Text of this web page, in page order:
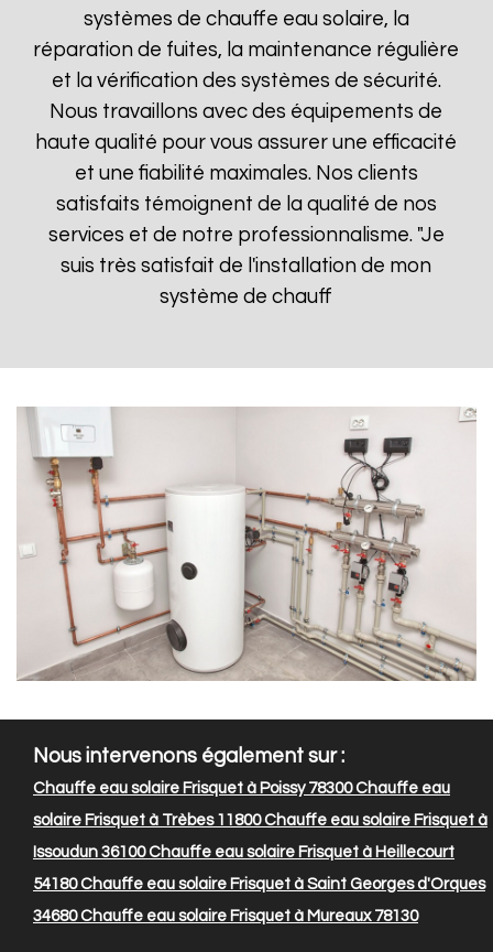
systèmes de chauffe eau solaire, la
réparation de fuites, la maintenance régulière
et la vérification des systèmes de sécurité.
Nous travaillons avec des équipements de
haute qualité pour vous assurer une efficacité
et une fiabilité maximales. Nos clients
satisfaits témoignent de la qualité de nos
services et de notre professionnalisme. "Je
suis très satisfait de l'installation de mon
système de chauff
Nous intervenons également sur :
Chauffe eau solaire Frisquet à Poissy 78300Chauffe eau
solaire Frisquet à Trèbes 11800Chauffe eau solaire Frisquet à
Issoudun 36100Chauffe eau solaire Frisquet à Heillecourt
54180Chauffe eau solaire Frisquet à Saint Georges d'Orques
34680Chauffe eau solaire Frisquet à Mureaux 78130